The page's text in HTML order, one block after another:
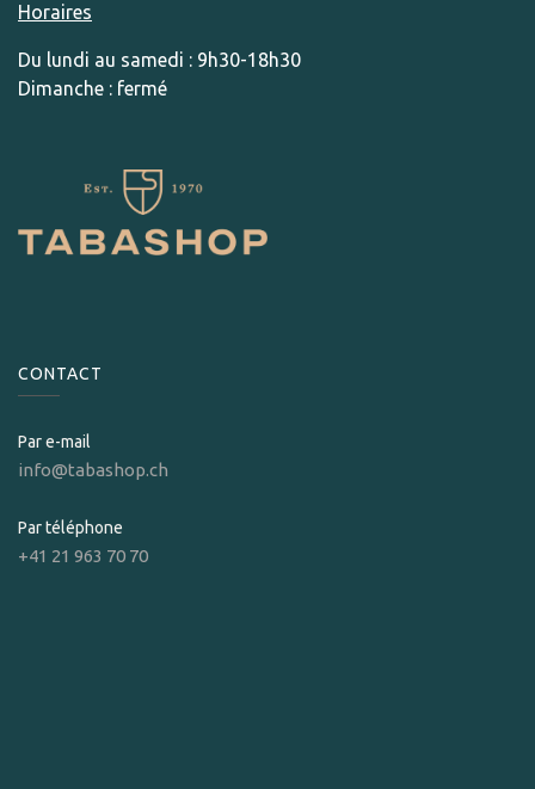
Horaires
Du lundi au samedi : 9h30-18h30
Dimanche : fermé
CONTACT
Par e-mail
info@tabashop.ch
Par téléphone
+41 21 963 70 70